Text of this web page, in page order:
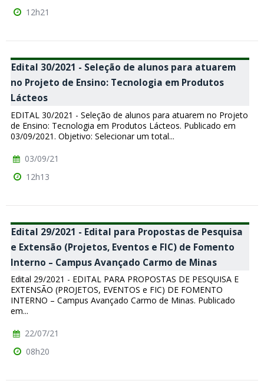
12h21
Edital 30/2021 - Seleção de alunos para atuarem
no Projeto de Ensino: Tecnologia em Produtos
Lácteos
EDITAL 30/2021 - Seleção de alunos para atuarem no Projeto
de Ensino: Tecnologia em Produtos Lácteos. Publicado em
03/09/2021. Objetivo: Selecionar um total...
03/09/21
12h13
Edital 29/2021 - Edital para Propostas de Pesquisa
e Extensão (Projetos, Eventos e FIC) de Fomento
Interno – Campus Avançado Carmo de Minas
Edital 29/2021 - EDITAL PARA PROPOSTAS DE PESQUISA E
EXTENSÃO (PROJETOS, EVENTOS e FIC) DE FOMENTO
INTERNO – Campus Avançado Carmo de Minas. Publicado
em...
22/07/21
08h20